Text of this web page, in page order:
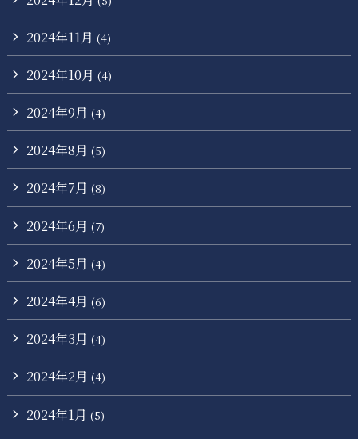
2024年11月 (4)
2024年10月 (4)
2024年9月 (4)
2024年8月 (5)
2024年7月 (8)
2024年6月 (7)
2024年5月 (4)
2024年4月 (6)
2024年3月 (4)
2024年2月 (4)
2024年1月 (5)